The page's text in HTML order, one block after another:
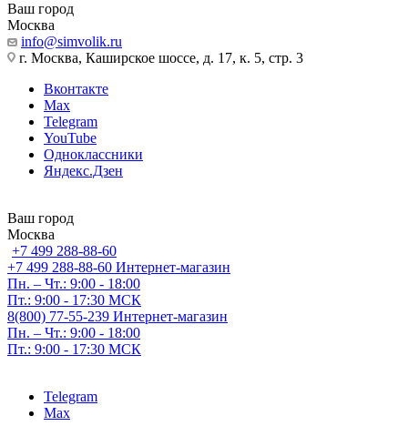
Ваш город
Москва
info@simvolik.ru
г. Москва, Каширское шоссе, д. 17, к. 5, стр. 3
Вконтакте
Max
Telegram
YouTube
Одноклассники
Яндекс.Дзен
Ваш город
Москва
+7 499 288-88-60
+7 499 288-88-60 Интернет-магазин
Пн. – Чт.: 9:00 - 18:00
Пт.: 9:00 - 17:30 МСК
8(800) 77-55-239 Интернет-магазин
Пн. – Чт.: 9:00 - 18:00
Пт.: 9:00 - 17:30 МСК
Telegram
Max